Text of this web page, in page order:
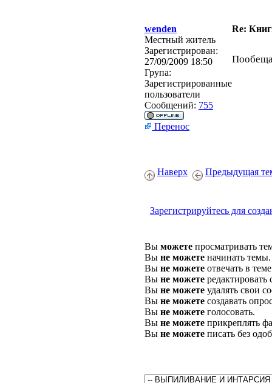
wenden
Re:
Местный житель
Зарегистрирован:
27/09/2009 18:50
Група:
Зарегистрированные
пользователи
Сообщений: 755
Перенос
Наверх Предыдущая
Зарегистрируйтесь для
Вы можете просматривать
Вы не можете начинать темы.
Вы не можете отвечать в
Вы не можете
Вы не можете удалять свои
Вы не можете создавать
Вы не можете голосовать.
Вы не можете прикреплять
Вы не можете писать без